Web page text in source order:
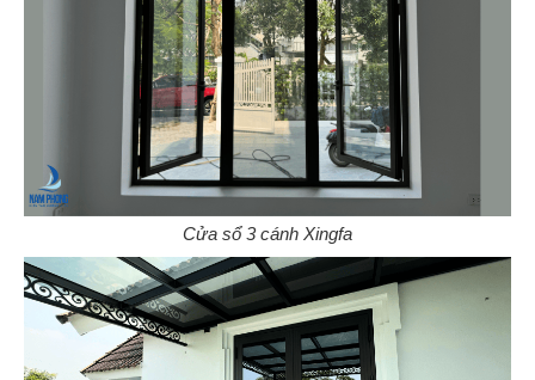
Cửa sổ 3 cánh Xingfa